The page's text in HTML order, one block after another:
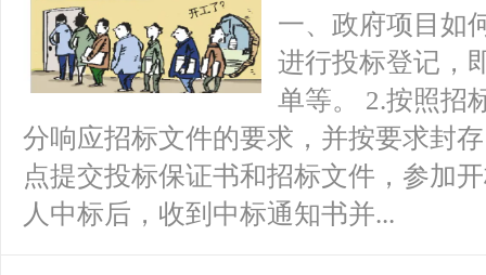
一、政府项目如
进行投标登记，
单等。 2.按照招
分响应招标文件的要求，并按要求封
点提交投标保证书和招标文件，参加
人中标后，收到中标通知书并...